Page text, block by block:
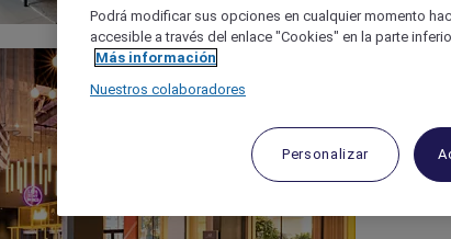
Podrá modificar sus opciones en cualquier momento
accesible a través del enlace "Cookies" en la parte
Más información
Nuestros colaboradores
Personalizar